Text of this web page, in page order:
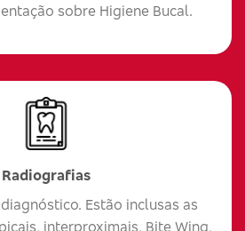
sobre Higiene Bucal.
Radiografias
Estão inclusas as
interproximais, Bite Wing,